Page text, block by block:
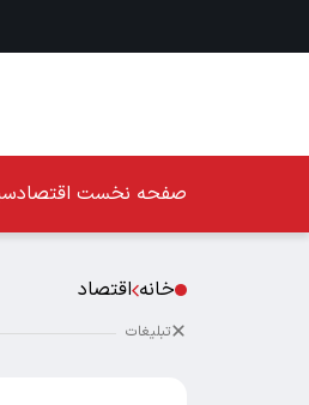
صفحه نخست اقتصاد
خانه اقتصاد
تبلیغات